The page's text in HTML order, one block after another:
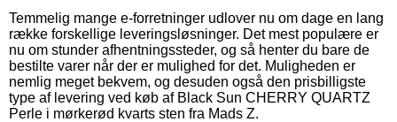
Temmelig mange e-forretninger udlover nu om dage en lang
række forskellige leveringsløsninger. Det mest populære er
nu om stunder afhentningssteder, og så henter du bare de
bestilte varer når der er mulighed for det. Muligheden er
nemlig meget bekvem, og desuden også den prisbilligste
type af levering ved køb af Black Sun CHERRY QUARTZ
Perle i mørkerød kvarts sten fra Mads Z.